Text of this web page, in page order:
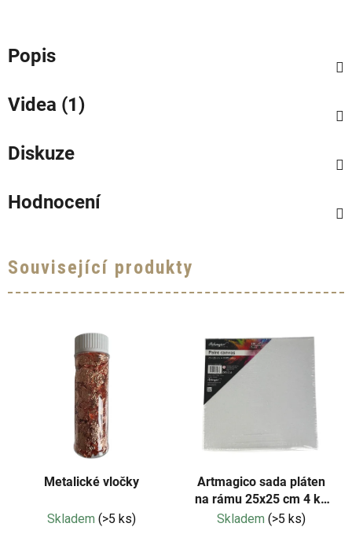
Popis
Videa (1)
Diskuze
Hodnocení
Související produkty
Metalické vločky
Skladem (>5 ks)
Artmagico sada pláten
na rámu 25x25 cm 4 ks
(bílé)
Skladem (>5 ks)